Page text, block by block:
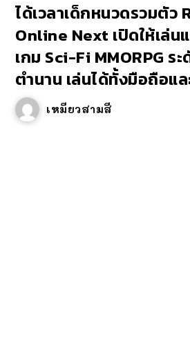
ได้เวลาเด็กหนวดรวมตัว
Online Next เปิดให้เล่น
เกม Sci-Fi MMORPG ร
ตำนาน เล่นได้ทั้งมือถือแล
เหมียวสามสี